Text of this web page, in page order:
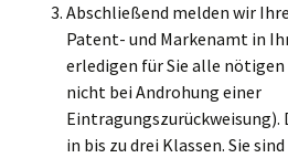
Abschließend melden wir
Patent- und Markenamt in
erledigen für Sie alle
nicht bei Androhung einer
in bis zu drei Klassen. Sie